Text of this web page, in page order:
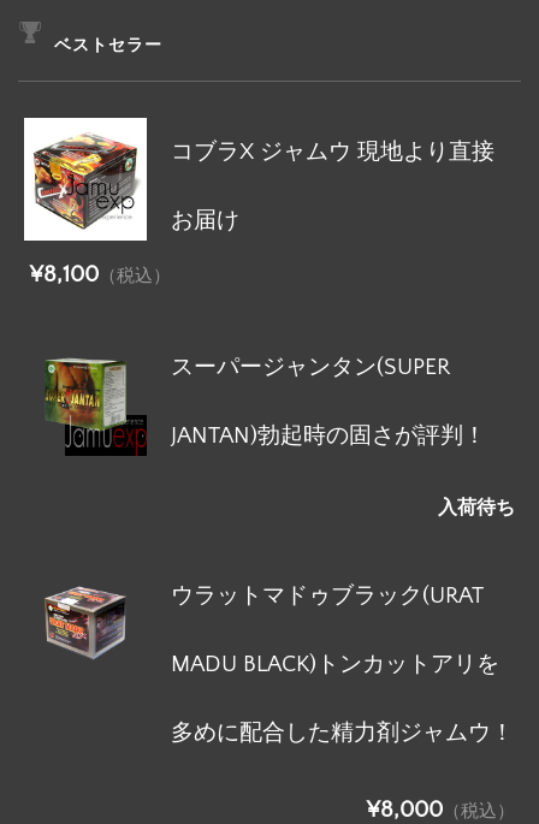
ベストセラー
コブラX ジャムウ 現地より直接
お届け
¥8,100 （税込）
スーパージャンタン(SUPER
JANTAN)勃起時の固さが評判！
入荷待ち
ウラットマドゥブラック(URAT
MADU BLACK)トンカットアリを
多めに配合した精力剤ジャムウ！
¥8,000 （税込）